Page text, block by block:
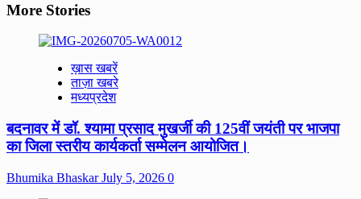
More Stories
ख़ास खबरें
ताज़ा खबरे
मध्यप्रदेश
बदनावर में डॉ. श्यामा प्रसाद मुखर्जी की 125वीं जयंती पर भाजपा
का जिला स्तरीय कार्यकर्ता सम्मेलन आयोजित।
Bhumika BhaskarJuly 5, 2026 0